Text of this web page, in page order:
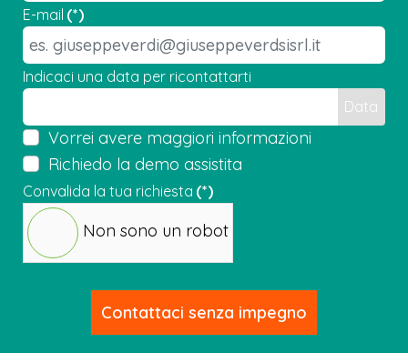
E-mail (*)
Indicaci una data per ricontattarti
Data
Vorrei avere maggiori informazioni
Richiedo la demo assistita
Convalida la tua richiesta (*)
Non sono un robot
Contattaci senza impegno